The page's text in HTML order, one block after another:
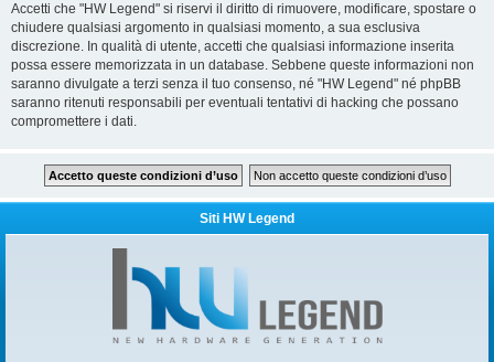
Accetti che "HW Legend" si riservi il diritto di rimuovere, modificare, spostare o
chiudere qualsiasi argomento in qualsiasi momento, a sua esclusiva
discrezione. In qualità di utente, accetti che qualsiasi informazione inserita
possa essere memorizzata in un database. Sebbene queste informazioni non
saranno divulgate a terzi senza il tuo consenso, né "HW Legend" né phpBB
saranno ritenuti responsabili per eventuali tentativi di hacking che possano
compromettere i dati.
Siti HW Legend